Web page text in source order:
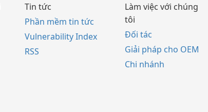
Tin tức
Phần mềm tin tức
Vulnerability Index
RSS
Làm việc với chúng
tôi
Đối tác
Giải pháp cho OEM
Chi nhánh